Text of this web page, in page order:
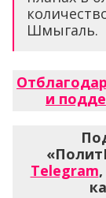
Шмыгаль.
и
Telegram,